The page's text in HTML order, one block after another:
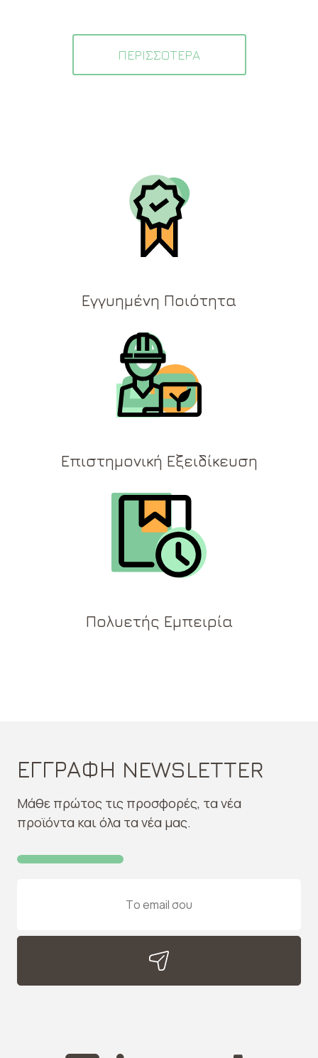
ΠΕΡΙΣΣΟΤΕΡΑ
Εγγυημένη Ποιότητα
Επιστημονική Εξειδίκευση
Πολυετής Εμπειρία
ΕΓΓΡΑΦΗ NEWSLETTER
Μάθε πρώτος τις προσφορές, τα νέα
προϊόντα και όλα τα νέα μας.